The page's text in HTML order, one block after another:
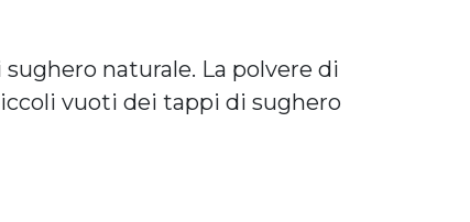
naturale. La polvere di
vuoti dei tappi di sughero